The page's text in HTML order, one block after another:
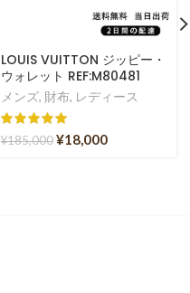
LOUIS VUITTON ジッピー・
ウォレット REF:M80481
メンズ, 財布, レディース
¥185,000¥18,000